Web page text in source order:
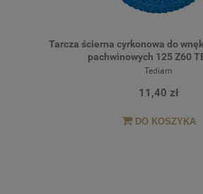
Tarcza ścierna cyrkonowa do
pachwinowych 125 Z60
Tediam
11,40 zł
DO KOSZYKA